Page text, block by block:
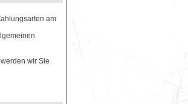
am
wir Sie